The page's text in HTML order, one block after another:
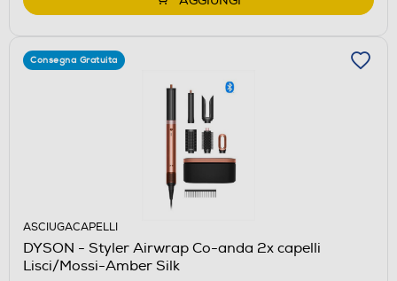
Consegna Gratuita
ASCIUGACAPELLI
DYSON - Styler Airwrap Co-anda 2x capelli
Lisci/Mossi-Amber Silk